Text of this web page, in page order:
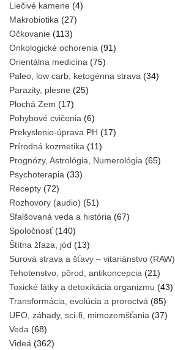
Liečivé kamene (4)
Makrobiotika (27)
Očkovanie (113)
Onkologické ochorenia (91)
Orientálna medicína (75)
Paleo, low carb, ketogénna strava (34)
Parazity, plesne (25)
Plochá Zem (17)
Pohybové cvičenia (6)
Prekyslenie-úprava PH (17)
Prírodná kozmetika (11)
Prognózy, Astrológia, Numerológia (65)
Psychoterapia (33)
Recepty (72)
Rozhovory (audio) (51)
Sfalšovaná veda a história (67)
Spoločnosť(140)
Štítna žľaza, jód (13)
Surová strava a šťavy – vitariánstvo (RAW)
Tehotenstvo, pôrod, antikoncepcia (21)
Toxické látky a detoxikácia organizmu (43)
Transformácia, evolúcia a proroctvá (85)
UFO, záhady, sci-fi, mimozemšťania (37)
Veda (68)
Videá (362)